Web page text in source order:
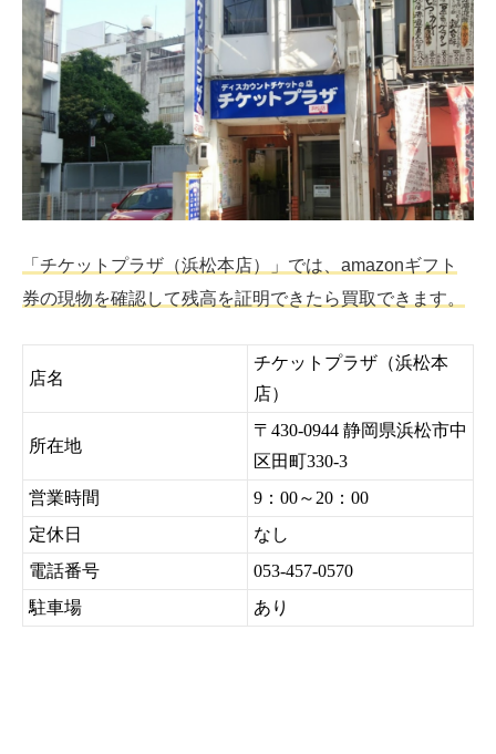
「チケットプラザ（浜松本店）」では、amazonギフト
券の現物を確認して残高を証明できたら買取できます。
店名
チケットプラザ（浜松本
店）
所在地
〒430-0944 静岡県浜松市中
区田町330-3
営業時間
9：00～20：00
定休日
なし
電話番号
053-457-0570
駐車場
あり